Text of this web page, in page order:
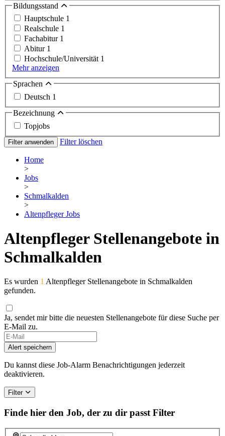
Bildungsstand
Hauptschule 1
Realschule 1
Fachabitur 1
Abitur 1
Hochschule/Universität 1
Mehr anzeigen
Sprachen
Deutsch 1
Bezeichnung
Topjobs
Filter anwenden Filter löschen
Home
>
Jobs
>
Schmalkalden
>
Altenpfleger Jobs
Altenpfleger Stellenangebote in
Schmalkalden
Es wurden 1 Altenpfleger Stellenangebote in Schmalkalden
gefunden.
Ja, sendet mir bitte die neuesten Stellenangebote für diese Suche per
E-Mail zu.
Alert speichern
Du kannst diese Job-Alarm Benachrichtigungen jederzeit
deaktivieren.
Filter
Finde hier den Job, der zu dir passt Filter